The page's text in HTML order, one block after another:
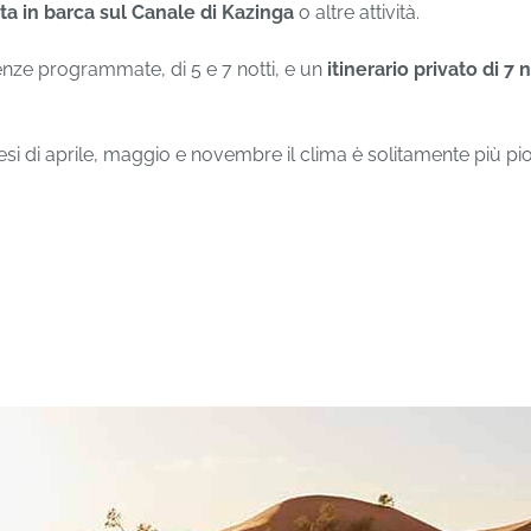
in barca sul Canale di Kazinga o altre attività.
programmate, di 5 e 7 notti, e un itinerario privato di 7
di aprile, maggio e novembre il clima è solitamente più